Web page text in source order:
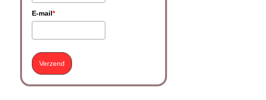
E-mail*
Verzend